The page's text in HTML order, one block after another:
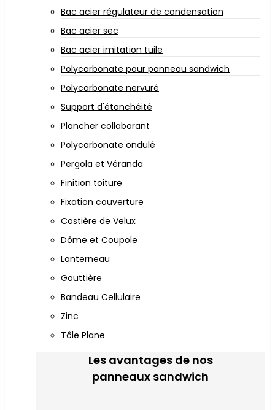
Bac acier régulateur de condensation
Bac acier sec
Bac acier imitation tuile
Polycarbonate pour panneau sandwich
Polycarbonate nervuré
Support d'étanchéité
Plancher collaborant
Polycarbonate ondulé
Pergola et Véranda
Finition toiture
Fixation couverture
Costière de Velux
Dôme et Coupole
Lanterneau
Gouttière
Bandeau Cellulaire
Zinc
Tôle Plane
Les avantages de nos
panneaux sandwich